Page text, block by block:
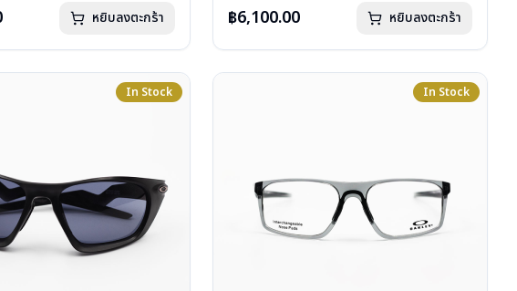
หยิบลงตะกร้า ฿6,100.00 หยิบลงตะกร้า
In Stock In Stock